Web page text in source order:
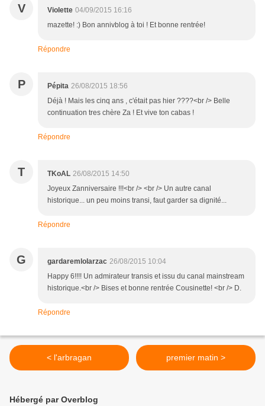
V Violette 04/09/2015 16:16
mazette! :) Bon annivblog à toi ! Et bonne rentrée!
Répondre
P Pépita 26/08/2015 18:56
Déjà ! Mais les cinq ans , c'était pas hier ????<br /> Belle
continuation tres chère Za ! Et vive ton cabas !
Répondre
T TKoAL 26/08/2015 14:50
Joyeux Zanniversaire !!!<br /> <br /> Un autre canal
historique... un peu moins transi, faut garder sa dignité...
Répondre
G gardaremlolarzac 26/08/2015 10:04
Happy 6!!!! Un admirateur transis et issu du canal mainstream
historique.<br /> Bises et bonne rentrée Cousinette! <br /> D.
Répondre
< l'arbragan premier matin >
Hébergé par Overblog